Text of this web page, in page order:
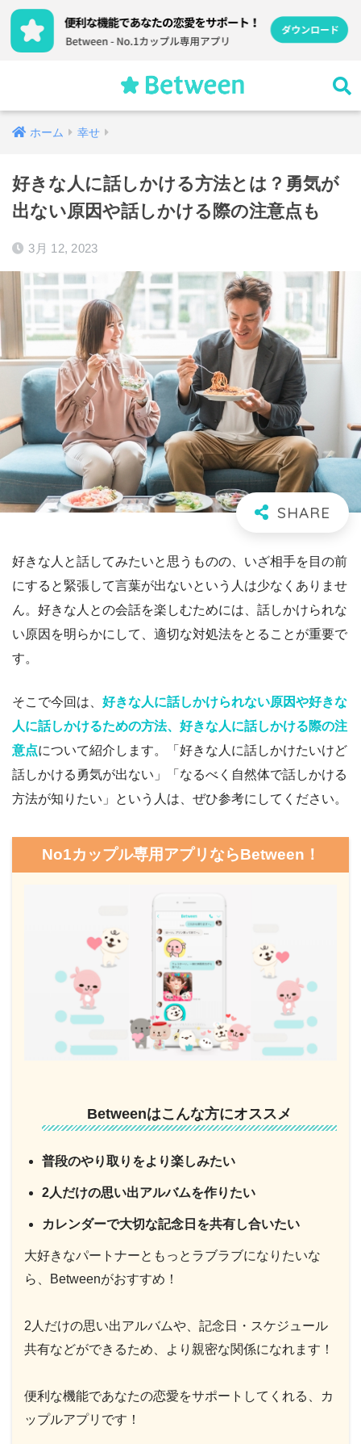
ホーム 幸せ
好きな人に話しかける方法とは？勇気が
出ない原因や話しかける際の注意点も
3月 12, 2023
好きな人と話してみたいと思うものの、いざ相手を目の前
にすると緊張して言葉が出ないという人は少なくありませ
ん。好きな人との会話を楽しむためには、話しかけられな
い原因を明らかにして、適切な対処法をとることが重要で
す。
そこで今回は、 好きな人に話しかけられない原因や好きな
人に話しかけるための方法、好きな人に話しかける際の注
意点について紹介します。「好きな人に話しかけたいけど
話しかける勇気が出ない」「なるべく自然体で話しかける
方法が知りたい」という人は、ぜひ参考にしてください。
No1カップル専用アプリならBetween！
Betweenはこんな方にオススメ
普段のやり取りをより楽しみたい
2人だけの思い出アルバムを作りたい
カレンダーで大切な記念日を共有し合いたい
大好きなパートナーともっとラブラブになりたいな
ら、Betweenがおすすめ！
2人だけの思い出アルバムや、記念日・スケジュール
共有などができるため、より親密な関係になれます！
便利な機能であなたの恋愛をサポートしてくれる、カ
ップルアプリです！